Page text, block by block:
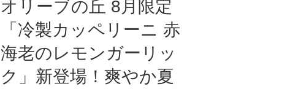
オリーブの丘 8月限定
「冷製カッペリーニ 赤
海老のレモンガーリッ
ク」新登場！爽やか夏